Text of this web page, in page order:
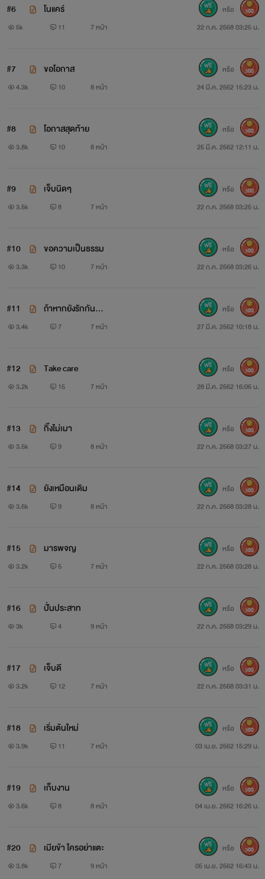
ผู้อ่านที่อายุต่ำกว่า18ปีควรได้รับคำแนะนำ
ห้ามดัดแปลงบทความ คัดลอกหรือนำไปใช้บางส่วนและนำไปเผย
หากฝ่าฝืนมีโทษบัญญัติไว้สูงสุดตามกฏหมาย พระราชบัญญัติ
#6 โนแคร์
5k 11 7 หน้า 22 ก.ค. 2568 03:25 น.
หรือ 300
#7 ขอโอกาส
4.3k 10 8 หน้า 24 มี.ค. 2562 15:23 น.
หรือ 300
#8 โอกาสสุดท้าย
3.8k 10 8 หน้า 25 มี.ค. 2562 12:11 น.
หรือ 300
#9 เจ็บนิดๆ
3.5k 8 7 หน้า 22 ก.ค. 2568 03:25 น.
หรือ 300
#10 ขอความเป็นธรรม
3.3k 10 7 หน้า 22 ก.ค. 2568 03:26 น.
หรือ 300
#11 ถ้าหากยังรักกัน...
3.4k 7 7 หน้า 27 มี.ค. 2562 10:18 น.
หรือ 300
#12 Take care
3.2k 15 7 หน้า 28 มี.ค. 2562 16:06 น.
หรือ 300
#13 กิ๊งไม่เมา
3.5k 9 8 หน้า 22 ก.ค. 2568 03:27 น.
หรือ 300
#14 ยังเหมือนเดิม
3.6k 9 8 หน้า 22 ก.ค. 2568 03:28 น.
หรือ 300
#15 มารพจญ
3.2k 5 7 หน้า 22 ก.ค. 2568 03:28 น.
หรือ 300
#16 ปั่นประสาท
3k 4 9 หน้า 22 ก.ค. 2568 03:29 น.
หรือ 300
#17 เจ็บดี
3.2k 12 7 หน้า 22 ก.ค. 2568 03:31 น.
หรือ 300
#18 เริ่มต้นใหม่
3.9k 11 7 หน้า 03 เม.ย. 2562 15:29 น.
หรือ 300
#19 เก็บงาน
3.6k 8 8 หน้า 04 เม.ย. 2562 16:26 น.
หรือ 300
#20 เมียข้า ใครอย่าแตะ
3.8k 7 9 หน้า 05 เม.ย. 2562 16:43 น.
หรือ 300